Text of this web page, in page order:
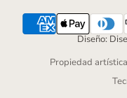
Diseño:
Propiedad